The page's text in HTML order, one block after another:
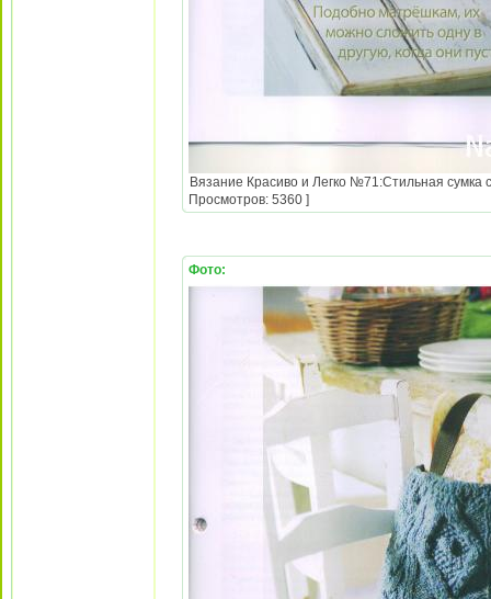
Вязание Красиво и Легко №71:Стильная сумка
Просмотров: 5360 ]
Фото: